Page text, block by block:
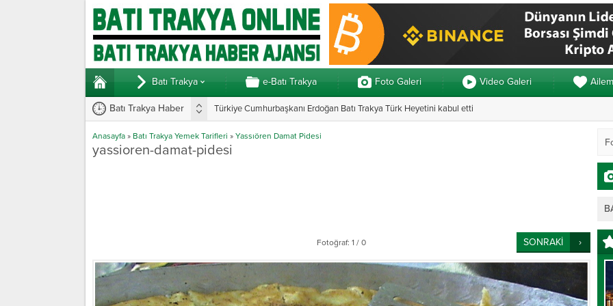
Batı Trakya e-Batı Trakya Foto Galeri Video Galeri Ailem
Batı Trakya Haber Türkiye Cumhurbaşkanı Erdoğan Batı Trakya Türk Heyetini kabul etti
Anasayfa » Batı Trakya Yemek Tarifleri » Yassıören Damat Pidesi
yassioren-damat-pidesi
Fotoğraf: 1 / 0 SONRAKİ